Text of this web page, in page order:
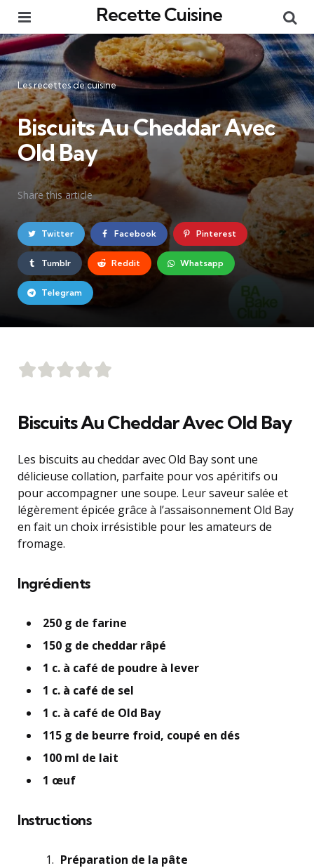
Recette Cuisine
Catégories
Les recettes de cuisine
Biscuits Au Cheddar Avec
Old Bay
Share this article
Twitter Facebook Pinterest
Tumblr Reddit Whatsapp
Telegram
Biscuits Au Cheddar Avec Old Bay
Les biscuits au cheddar avec Old Bay sont une
délicieuse collation, parfaite pour vos apéritifs ou
pour accompagner une soupe. Leur saveur salée et
légèrement épicée grâce à l’assaisonnement Old Bay
en fait un choix irrésistible pour les amateurs de
fromage.
Ingrédients
250 g de farine
150 g de cheddar râpé
1 c. à café de poudre à lever
1 c. à café de sel
1 c. à café de Old Bay
115 g de beurre froid, coupé en dés
100 ml de lait
1 œuf
Instructions
Préparation de la pâte